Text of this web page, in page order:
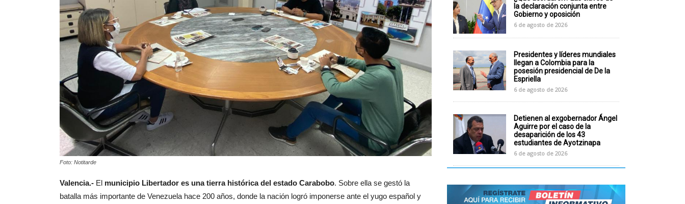
Foto: Notitarde
Valencia.- El municipio Libertador es una tierra histórica del estado Carabobo. Sobre ella se gestó la
batalla más importante de Venezuela hace 200 años, donde la nación logró imponerse ante el yugo español y
la declaración conjunta entre
Gobierno y oposición
6 de agosto de 2026
Presidentes y líderes mundiales
llegan a Colombia para la
posesión presidencial de De la
Espriella
6 de agosto de 2026
Detienen al exgobernador Ángel
Aguirre por el caso de la
desaparición de los 43
estudiantes de Ayotzinapa
6 de agosto de 2026